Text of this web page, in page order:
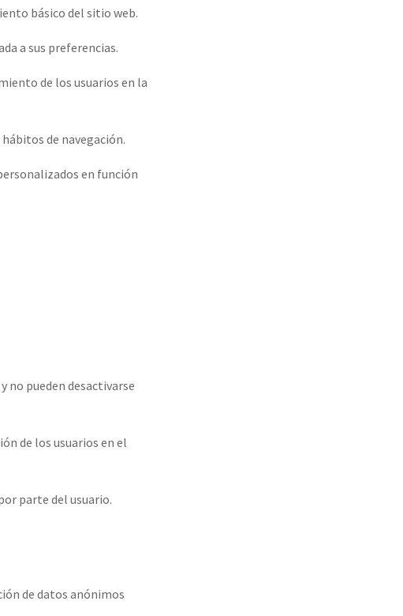
básico del sitio web.
a sus preferencias.
de los usuarios en la
de navegación.
en función
no pueden desactivarse
de los usuarios en el
parte del usuario.
de datos anónimos